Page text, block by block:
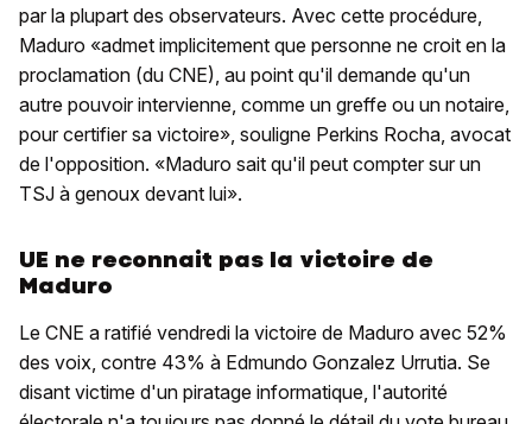
par la plupart des observateurs. Avec cette procédure,
Maduro «admet implicitement que personne ne croit en la
proclamation (du CNE), au point qu'il demande qu'un
autre pouvoir intervienne, comme un greffe ou un notaire,
pour certifier sa victoire», souligne Perkins Rocha, avocat
de l'opposition. «Maduro sait qu'il peut compter sur un
TSJ à genoux devant lui».
UE ne reconnait pas la victoire de
Maduro
Le CNE a ratifié vendredi la victoire de Maduro avec 52%
des voix, contre 43% à Edmundo Gonzalez Urrutia. Se
disant victime d'un piratage informatique, l'autorité